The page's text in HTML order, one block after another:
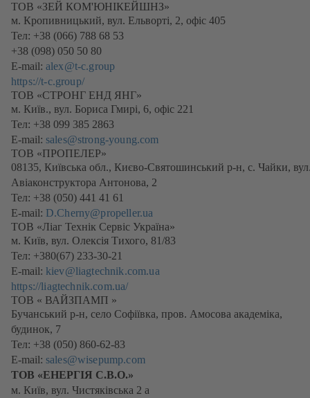
ТОВ «ЗЕЙ КОМ'ЮНІКЕЙШНЗ»
м. Кропивницький, вул. Ельворті, 2, офіс 405
Тел: +38 (066) 788 68 53
+38 (098) 050 50 80
E-mail: alex@t-c.group
https://t-c.group/(відкривається
в
новій
вкладці)
ТОВ «СТРОНГ ЕНД ЯНГ»
м. Київ., вул. Бориса Гмирі, 6, офіс 221
Тел: +38 099 385 2863
E-mail: sales@strong-young.com
ТОВ «ПРОПЕЛЕР»
08135, Київська обл., Києво-Святошинський р-н, с. Чайки,
Авіаконструктора Антонова, 2
Тел: +38 (050) 441 41 61
E-mail: D.Cherny@propeller.ua
ТОВ «Ліаг Технік Сервіс Україна»
м. Київ, вул. Олексія Тихого, 81/83
Тел: +380(67) 233-30-21
E-mail: kiev@liagtechnik.com.ua
https://liagtechnik.com.ua/
новій
ТОВ « ВАЙЗПАМП »
Бучанський р-н, село Софіївка, пров. Амосова академіка,
будинок, 7
Тел: +38 (050) 860-62-83
E-mail: sales@wisepump.com
ТОВ «ЕНЕРГІЯ С.В.О.»
м. Київ, вул. Чистяківська 2 а